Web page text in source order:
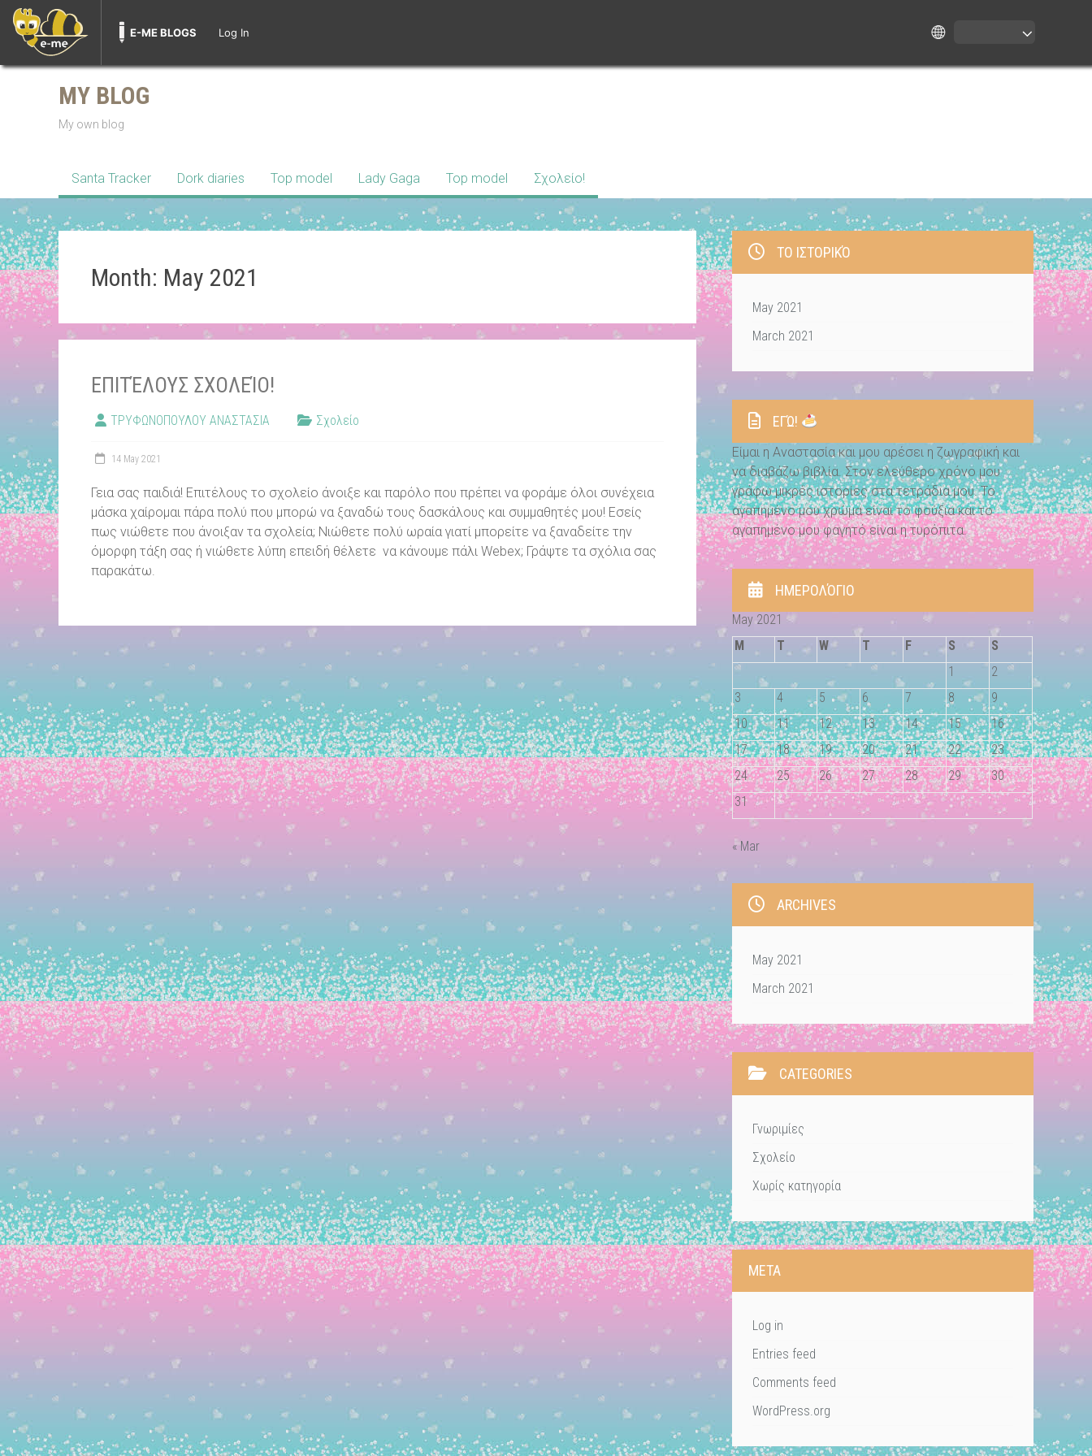
E-ME BLOGS Log In
Skip
MY BLOG
My own blog
Santa Tracker Dork diaries Top model Lady Gaga Top model Σχολείο!
Month: May 2021
ΕΠΙΤΈΛΟΥΣ ΣΧΟΛΕΊΟ!
ΤΡΥΦΩΝΟΠΟΥΛΟΥ ΑΝΑΣΤΑΣΙΑ Σχολείο
14 May 2021
Γεια σας παιδιά! Επιτέλους το σχολείο άνοιξε και παρόλο που πρέπει να φοράμε όλοι συνέχεια
μάσκα χαίρομαι πάρα πολύ που μπορώ να ξαναδώ τους δασκάλους και συμμαθητές μου! Εσείς
πως νιώθετε που άνοιξαν τα σχολεία; Νιώθετε πολύ ωραία γιατί μπορείτε να ξαναδείτε την
όμορφη τάξη σας ή νιώθετε λύπη επειδή θέλετε να κάνουμε πάλι Webex; Γράψτε τα σχόλια σας
παρακάτω.
ΤΟ ΙΣΤΟΡΙΚΌ
May 2021
March 2021
ΕΓΏ!
Είμαι η Αναστασία και μου αρέσει η ζωγραφική και
να διαβάζω βιβλία. Στον ελεύθερο χρόνο μου
γράφω μικρές ιστορίες στα τετράδια μου. Το
αγαπημένο μου χρώμα είναι το φούξια και το
αγαπημένο μου φαγητό είναι η τυρόπιτα.
ΗΜΕΡΟΛΌΓΙΟ
May 2021
M
T W T F S
S
1
2
3
4 5 6 7 8
9
10
11 12 13 14 15
16
17
18 19 20 21 22
23
24
25 26 27 28 29
30
31
« Mar
ARCHIVES
May 2021
March 2021
CATEGORIES
Γνωριμίες
Σχολείο
Χωρίς κατηγορία
META
Log in
Entries feed
Comments feed
WordPress.org